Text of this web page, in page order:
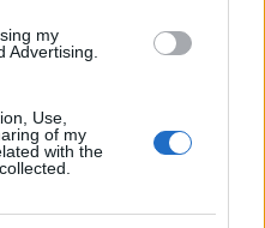
my
Advertising.
Use,
of my
with the
in Commissione
di Mirella: il
telefonico e